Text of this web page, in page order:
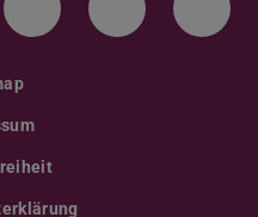
YouTube Bluesky